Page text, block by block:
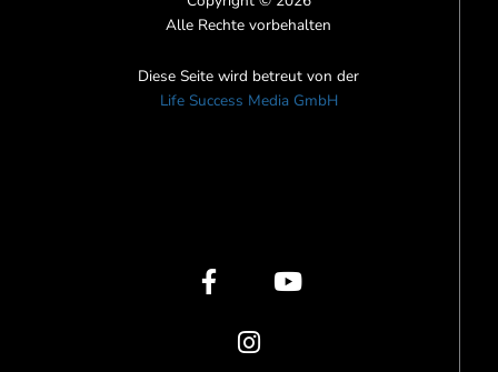
Alle Rechte vorbehalten
Diese Seite wird betreut von der
Life Success Media GmbH
b
o
u
b
r
a